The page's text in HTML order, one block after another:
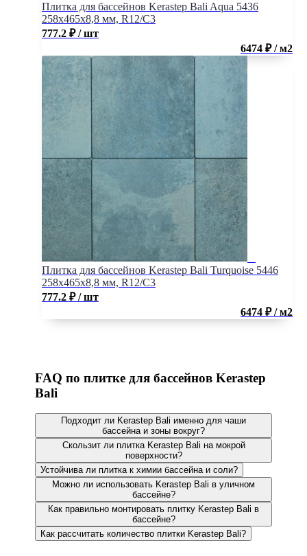
Плитка для бассейнов Kerastep Bali Aqua 5436
258х465х8,8 мм, R12/C3
777.2 ₽ / шт
6474 ₽ / м2
Плитка для бассейнов Kerastep Bali Turquoise 5446
258х465х8,8 мм, R12/C3
777.2 ₽ / шт
6474 ₽ / м2
FAQ по плитке для бассейнов Kerastep
Bali
Подходит ли Kerastep Bali именно для чаши
бассейна и зоны вокруг?
Скользит ли плитка Kerastep Bali на мокрой
поверхности?
Устойчива ли плитка к химии бассейна и соли?
Можно ли использовать Kerastep Bali в уличном
бассейне?
Как правильно монтировать плитку Kerastep Bali в
бассейне?
Как рассчитать количество плитки Kerastep Bali?